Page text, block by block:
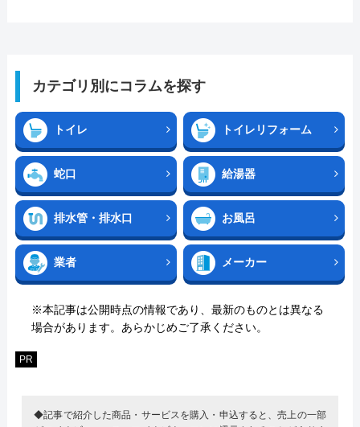
カテゴリ別にコラムを探す
トイレ トイレリフォーム
蛇口 給湯器
排水管・排水口 お風呂
業者 メーカー
※本記事は公開時点の情報であり、最新のものとは異なる
場合があります。あらかじめご了承ください。
PR
◆記事で紹介した商品・サービスを購入・申込すると、売上の一部